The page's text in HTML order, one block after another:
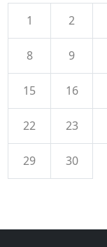
1 2
8 9
15 16
22 23
29 30